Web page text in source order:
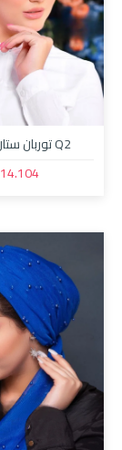
Q2 توربان ستان كبتشينو